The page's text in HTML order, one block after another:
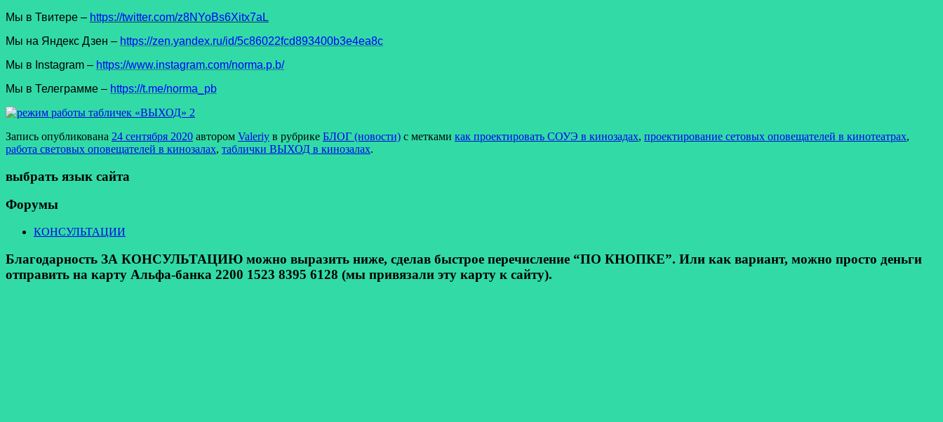
Мы в Твитере – https://twitter.com/z8NYoBs6Xitx7aL
Мы на Яндекс Дзен – https://zen.yandex.ru/id/5c86022fcd893400b3e4ea8c
Мы в Instagram – https://www.instagram.com/norma.p.b/
Мы в Телеграмме – https://t.me/norma_pb
Запись опубликована 24 сентября 2020 автором Valeriy в рубрике БЛОГ (новости) с метками как проектировать СОУЭ в кинозадах, проектирование сетовых оповещателей в кинотеатрах,
работа световых оповещателей в кинозалах, таблички ВЫХОД в кинозалах.
выбрать язык сайта
Форумы
КОНСУЛЬТАЦИИ
Благодарность ЗА КОНСУЛЬТАЦИЮ можно выразить ниже, сделав быстрое перечисление “ПО КНОПКЕ”. Или как вариант, можно просто деньги
отправить на карту Альфа-банка 2200 1523 8395 6128 (мы привязали эту карту к сайту).